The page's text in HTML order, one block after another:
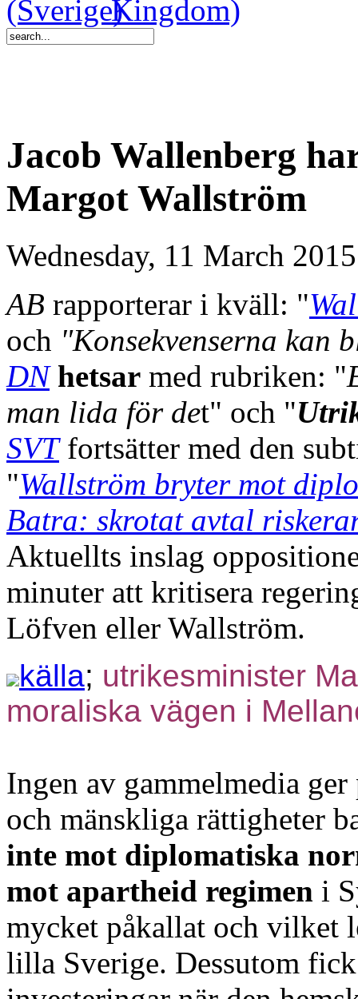
Jacob Wallenberg
Margot Wallström
Wednesday, 11 March
AB rapporterar i kväll: "
och "Konsekvenserna kan
DN hetsar med rubriken: "
man lida för det" och "
SVTfortsätter med den
"Wallström bryter mot
Batra: skrotat avtal
Aktuellts inslag
minuter att kritisera
Löfven eller Wallström.
källa; utrikesminister
moraliska vägen i
Ingen av gammelmedia
och mänskliga rättigheter
inte mot diplomatiska
mot apartheid regimen i
mycket påkallat och vilket
lilla Sverige. Dessutom